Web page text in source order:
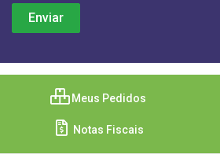
Meus Pedidos
Notas Fiscais